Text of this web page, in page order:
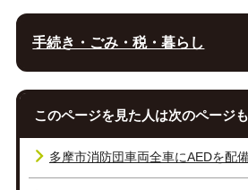
手続き・ごみ・税・暮らし
このページを見た人は次のページ
多摩市消防団車両全車にAEDを配